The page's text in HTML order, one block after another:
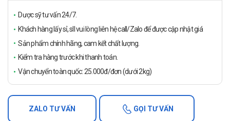
Dược sỹ tư vấn 24/7.
Khách hàng lấy sỉ, sll vui lòng liên hệ call/Zalo để được cập nhật giá
Sản phẩm chính hãng, cam kết chất lượng.
Kiểm tra hàng trước khi thanh toán.
Vận chuyển toàn quốc: 25.000đ/đơn (dưới 2kg)
ZALO TƯ VẤN GỌI TƯ VẤN